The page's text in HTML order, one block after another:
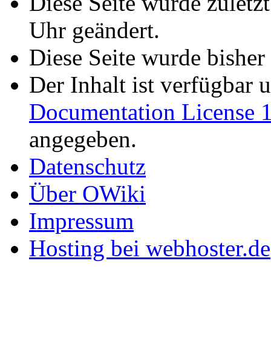
Uhr geändert.
Diese Seite wurde
Der Inhalt ist verfügbar
Documentation License
angegeben.
Datenschutz
Über OWiki
Impressum
Hosting bei webhoster.de